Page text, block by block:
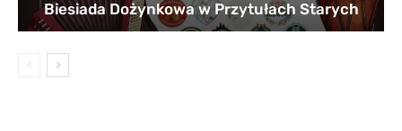
Biesiada Dożynkowa w Przytułach Starych